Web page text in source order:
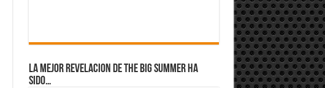
La mejor revelacion de The Big Summer ha
sido…